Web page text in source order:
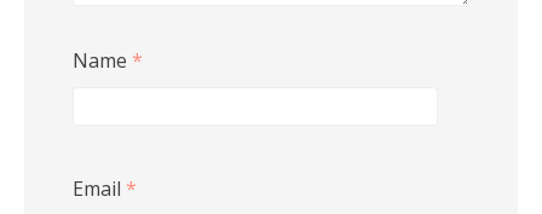
Name *
Email *